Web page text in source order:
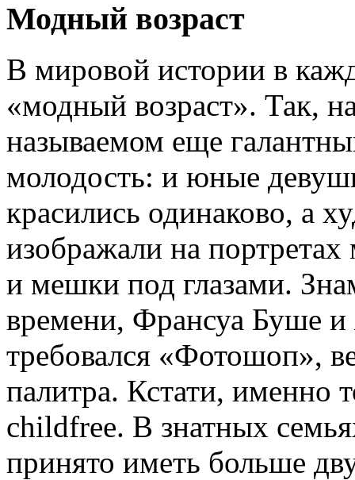
Модный возраст
В мировой истории в
«модный возраст». Так,
называемом еще
молодость: и юные
красились одинаково, а
изображали на
и мешки под глазами.
времени, Франсуа Буше
требовался «Фотошоп»,
палитра. Кстати, именно
childfree. В знатных
принято иметь больше